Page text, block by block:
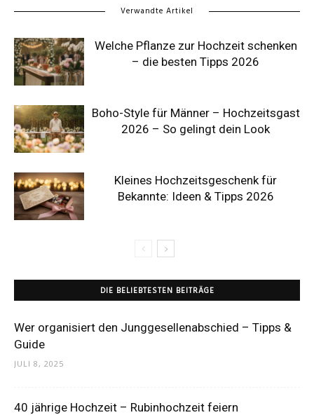
Verwandte Artikel
Welche Pflanze zur Hochzeit schenken
– die besten Tipps 2026
Boho-Style für Männer – Hochzeitsgast
2026 – So gelingt dein Look
Kleines Hochzeitsgeschenk für
Bekannte: Ideen & Tipps 2026
DIE BELIEBTESTEN BEITRÄGE
Wer organisiert den Junggesellenabschied – Tipps &
Guide
JULI 8, 2025
40 jährige Hochzeit – Rubinhochzeit feiern